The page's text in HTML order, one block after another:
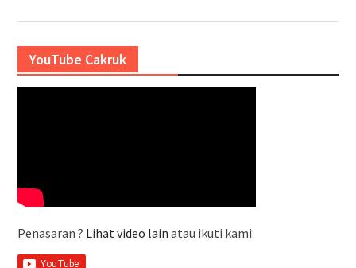
YouTube Cakruk
Penasaran ? Lihat video lain atau ikuti kami